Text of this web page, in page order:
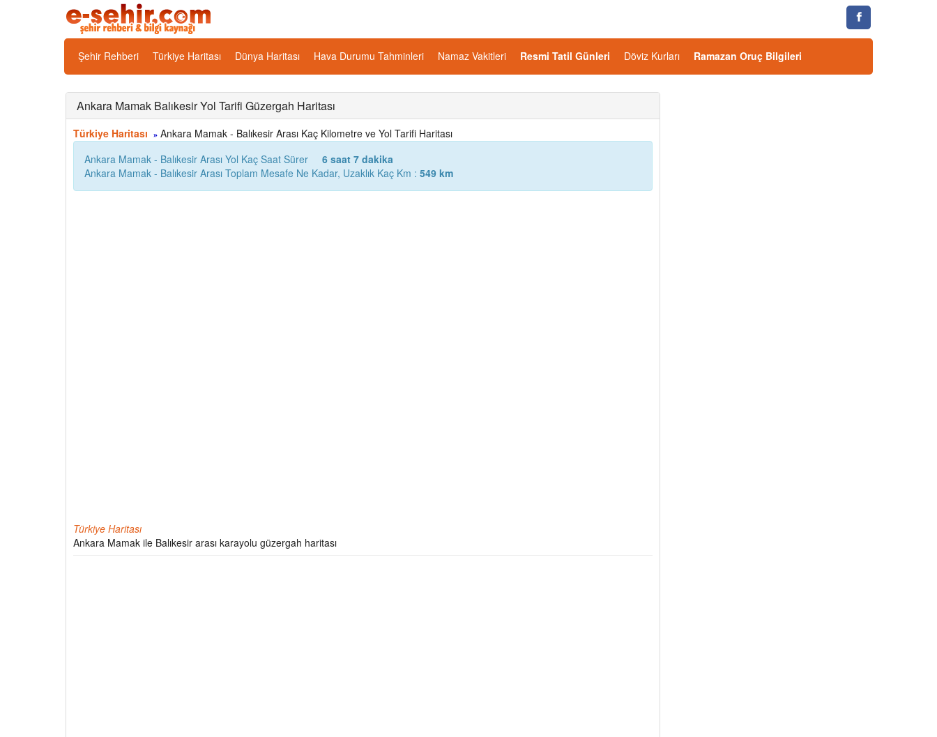
Şehir Rehberi Türkiye Haritası Dünya Haritası Hava Durumu Tahminleri Namaz Vakitleri Resmi Tatil Günleri Döviz Kurları Ramazan Oruç Bilgileri
Ankara Mamak Balıkesir Yol Tarifi Güzergah Haritası
Türkiye Haritası » Ankara Mamak - Balıkesir Arası Kaç Kilometre ve Yol Tarifi Haritası
Ankara Mamak - Balıkesir Arası Yol Kaç Saat Sürer
6 saat 7 dakika
Ankara Mamak - Balıkesir Arası Toplam Mesafe Ne Kadar, Uzaklık Kaç Km : 549 km
Türkiye Haritası
Ankara Mamak ile Balıkesir arası karayolu güzergah haritası